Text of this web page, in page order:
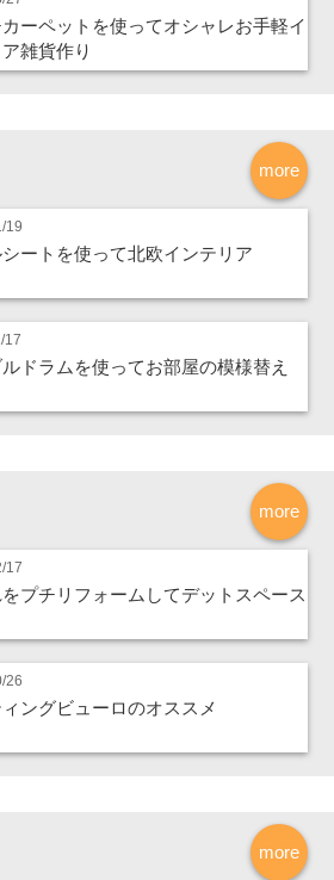
ーペットを使ってオシャレお手軽イ
雑貨作り
more
19
ートを使って北欧インテリア
17
ドラムを使ってお部屋の模様替え
more
17
プチリフォームしてデットスペース
26
ングビューロのオススメ
more